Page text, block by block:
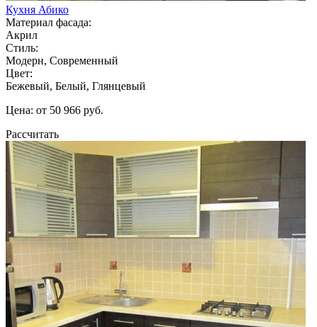
Кухня Абико
Материал фасада:
Акрил
Стиль:
Модерн, Современный
Цвет:
Бежевый, Белый, Глянцевый
Цена: от 50 966 руб.
Рассчитать